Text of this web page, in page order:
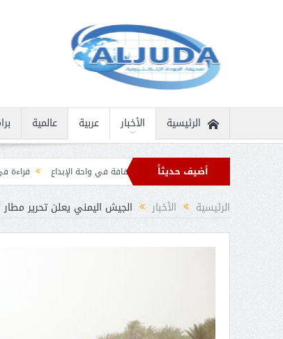
الرئيسية الأخبار عربية عالمية
أضيف حديثاً نادرة ثمار الثقافة في واحة الإبداع قراءة في كتاب “الملك
تهنئة من قادة الدول الإسلامية بمناسبة عيد الفطر
الرئيسية الأخبار الجيش اليمني يعلن تحرير